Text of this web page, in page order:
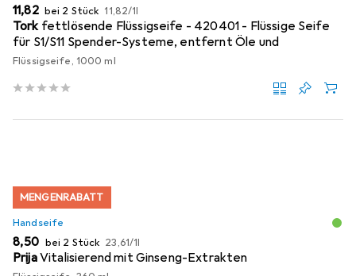
EUR
11,82 bei 2 Stück EUR
11,82/1l
Tork fettlösende Flüssigseife - 420401 - Flüssige Seife
für S1/S11 Spender-Systeme, entfernt Öle und
Flüssigseife, 1000 ml
MENGENRABATT
Handseife
EUR
8,50 bei 2 Stück EUR
23,61/1l
PrijaVitalisierend mit Ginseng-Extrakten